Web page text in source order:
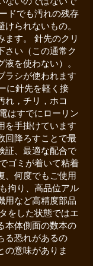
ドでも汚れの残存
られないもの。
ます。 針先のクリ
さい（この通常ク
を使わない）。
ラシが使われます
に針先を軽く接
れ，チリ，ホコ
はすでにローリン
を手掛けています
回降ろすことで最
証、最適な配合で
ゴミが着いて粘着
、何度でもご使用
拘り、高品位アル
用など高精度部品
をした状態ではエ
本体側面の数本の
る恐れがあるの
の意味がありま